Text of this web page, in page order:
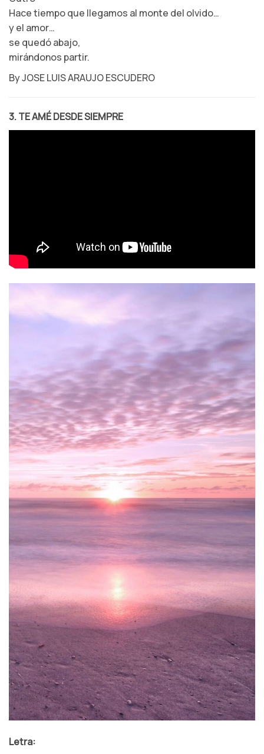
Hace tiempo que llegamos al monte del olvido…
y el amor…
se quedó abajo,
mirándonos partir.
By JOSE LUIS ARAUJO ESCUDERO
3. TE AMÉ DESDE SIEMPRE
Letra: